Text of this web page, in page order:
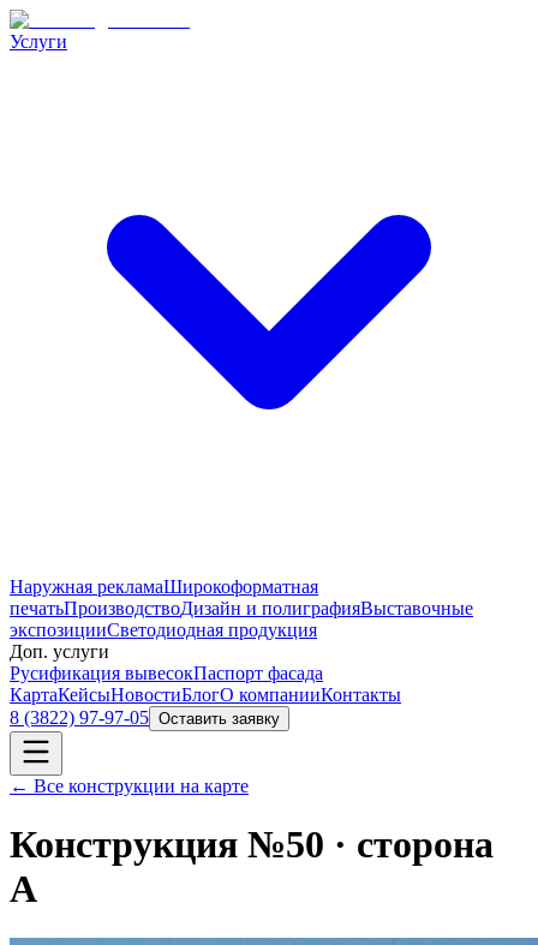
Услуги
Наружная рекламаШирокоформатная
печатьПроизводствоДизайн и полиграфияВыставочные
экспозицииСветодиодная продукция
Доп. услуги
Русификация вывесокПаспорт фасада
КартаКейсыНовостиБлогО компанииКонтакты
8 (3822) 97-97-05 Оставить заявку
← Все конструкции на карте
Конструкция №50 · сторона
A